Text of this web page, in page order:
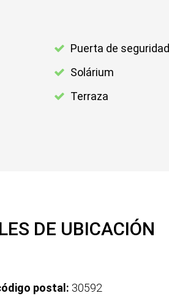
Puerta de seguridad
Solárium
Terraza
DE UBICACIÓN
postal: 30592